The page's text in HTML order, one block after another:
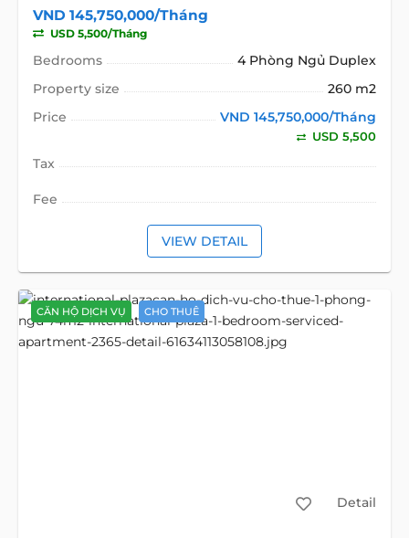
VND 145,750,000/Tháng
USD 5,500/Tháng
Bedrooms
4 Phòng Ngủ Duplex
Property size
260 m2
Price
VND 145,750,000/Tháng
USD 5,500
Tax
Fee
VIEW DETAIL
CĂN HỘ DỊCH VỤ CHO THUÊ
Detail